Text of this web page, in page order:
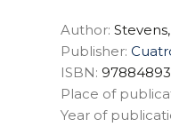
Author:
Publisher:
ISBN:
Place of
Year of